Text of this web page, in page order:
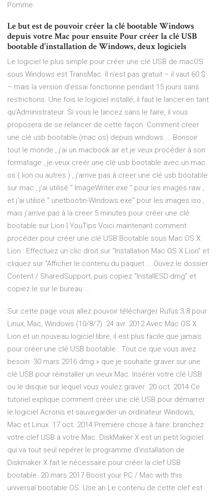
Pomme
Le but est de pouvoir créer la clé bootable Windows
depuis votre Mac pour ensuite Pour créer la clé USB
bootable d'installation de Windows, deux logiciels
Le logiciel le plus simple pour créer une clé USB de macOS
sous Windows est TransMac. Il n’est pas gratuit – il vaut 60 $
– mais la version d’essai fonctionne pendant 15 jours sans
restrictions. Une fois le logiciel installé, il faut le lancer en tant
qu’Administrateur. Si vous le lancez sans le faire, il vous
proposera de se relancer de cette façon. Comment creer
une clé usb bootable (mac os) depuis windows ... Bonsoir
tout le monde , j'ai un macbook air et je veux procéder à son
formatage , je veux creér une clé usb bootable avec un mac
os ( lion ou autres ) , j'arrive pas à creer une clé usb bootable
sur mac , j'ai utilisé " ImageWriter.exe " pour les images raw ,
et j'ai utilisé " unetbootin-Windows.exe" pour les images iso ,
mais j'arrive pas à la creer 5 minutes pour créer une clé
bootable sur Lion | YouTips Voici maintenant comment
procéder pour créer une clé USB Bootable sous Mac OS X
Lion : Effectuez un clic droit sur “Installation Mac OS X Lion” et
cliquez sur “Afficher le contenu du paquet :.. Ouvez le dossier
Content / SharedSupport, puis copiez “InstallESD.dmg” et
copiez le sur le bureau :..
Sur cette page vous allez pouvoir télécharger Rufus 3.8 pour
Linux, Mac, Windows (10/8/7) 24 avr. 2012 Avec Mac OS X
Lion et un nouveau logiciel libre, il est plus facile que jamais
pour créer une clé USB bootable . Tout ce que vous avez
besoin 30 mars 2016 dmg » que je souhaite graver sur une
clé USB pour réinstaller un vieux Mac. Insérer votre clé USB
ou le disque sur lequel vous voulez graver 20 oct. 2014 Ce
tutoriel explique comment créer une clé USB pour démarrer
le logiciel Acronis et sauvegarder un ordinateur Windows,
Mac et Linux. 17 oct. 2014 Première chose à faire: branchez
votre clef USB à votre Mac. DiskMaker X est un petit logiciel
qui va tout seul repérer le programme d'installation de
Diskmaker X fait le nécessaire pour créer la clef USB
bootable. 20 mars 2017 Boost your PC / Mac with this
universal bootable OS. Use an Le contenu de cette clef est